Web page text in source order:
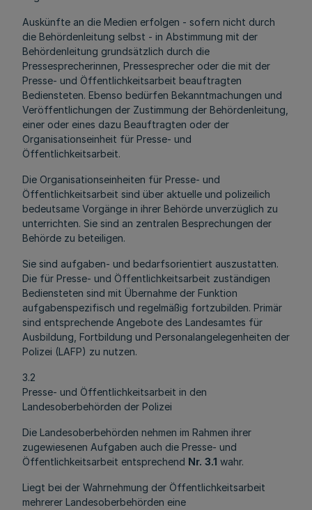
Auskünfte an die Medien erfolgen - sofern nicht durch
die Behördenleitung selbst - in Abstimmung mit der
Behördenleitung grundsätzlich durch die
Pressesprecherinnen, Pressesprecher oder die mit der
Presse- und Öffentlichkeitsarbeit beauftragten
Bediensteten. Ebenso bedürfen Bekanntmachungen und
Veröffentlichungen der Zustimmung der Behördenleitung,
einer oder eines dazu Beauftragten oder der
Organisationseinheit für Presse- und
Öffentlichkeitsarbeit.
Die Organisationseinheiten für Presse- und
Öffentlichkeitsarbeit sind über aktuelle und polizeilich
bedeutsame Vorgänge in ihrer Behörde unverzüglich zu
unterrichten. Sie sind an zentralen Besprechungen der
Behörde zu beteiligen.
Sie sind aufgaben- und bedarfsorientiert auszustatten.
Die für Presse- und Öffentlichkeitsarbeit zuständigen
Bediensteten sind mit Übernahme der Funktion
aufgabenspezifisch und regelmäßig fortzubilden. Primär
sind entsprechende Angebote des Landesamtes für
Ausbildung, Fortbildung und Personalangelegenheiten der
Polizei (LAFP) zu nutzen.
3.2
Presse- und Öffentlichkeitsarbeit in den
Landesoberbehörden der Polizei
Die Landesoberbehörden nehmen im Rahmen ihrer
zugewiesenen Aufgaben auch die Presse- und
Öffentlichkeitsarbeit entsprechend Nr. 3.1 wahr.
Liegt bei der Wahrnehmung der Öffentlichkeitsarbeit
mehrerer Landesoberbehörden eine